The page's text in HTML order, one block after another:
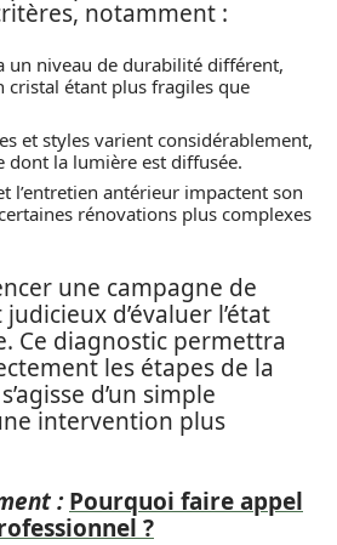
notamment :
un niveau de durabilité différent,
cristal étant plus fragiles que
et styles varient considérablement,
dont la lumière est diffusée.
l’entretien antérieur impactent son
rénovations plus complexes
une campagne de
d’évaluer l’état
Ce diagnostic permettra
les étapes de la
d’un simple
intervention plus
: Pourquoi faire appel
?